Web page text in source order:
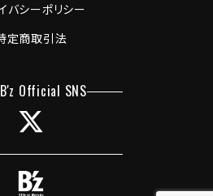
バシーポリシー
定商取引法